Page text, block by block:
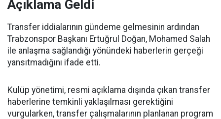
Açıklama Geldi
Transfer iddialarının gündeme gelmesinin ardından
Trabzonspor Başkanı Ertuğrul Doğan, Mohamed Salah
ile anlaşma sağlandığı yönündeki haberlerin gerçeği
yansıtmadığını ifade etti.
Kulüp yönetimi, resmi açıklama dışında çıkan transfer
haberlerine temkinli yaklaşılması gerektiğini
vurgularken, transfer çalışmalarının planlanan program